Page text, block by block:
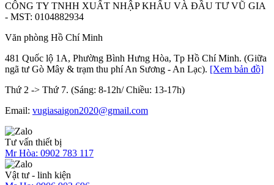
CÔNG TY TNHH XUẤT NHẬP KHẨU VÀ ĐẦU TƯ VŨ GIA
- MST: 0104882934
Văn phòng Hồ Chí Minh
481 Quốc lộ 1A, Phường Bình Hưng Hòa, Tp Hồ Chí Minh. (Giữa
ngã tư Gò Mây & trạm thu phí An Sương - An Lạc). [Xem bản đồ]
Thứ 2 -> Thứ 7. (Sáng: 8-12h/ Chiều: 13-17h)
Email: vugiasaigon2020@gmail.com
Tư vấn thiết bị
Mr Hòa: 0902 783 117
Vật tư - linh kiện